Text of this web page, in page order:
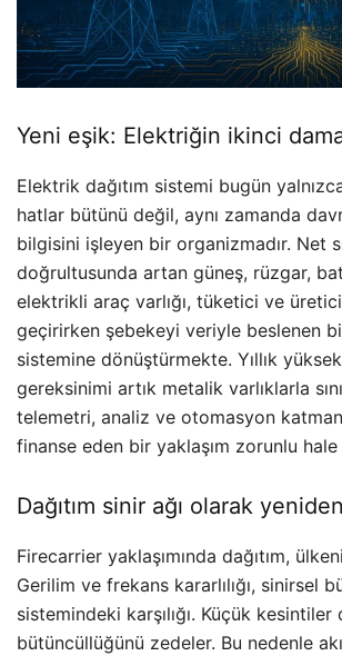
Yeni eşik: Elektriğin ikinci
Elektrik dağıtım sistemi bugün
hatlar bütünü değil, aynı zamanda
bilgisini işleyen bir organizmadır. Net
doğrultusunda artan güneş, rüzgar,
elektrikli araç varlığı, tüketici ve
geçirirken şebekeyi veriyle beslenen
sistemine dönüştürmekte. Yıllık yüksek
gereksinimi artık metalik varlıklarla
telemetri, analiz ve otomasyon
finanse eden bir yaklaşım zorunlu
Dağıtım sinir ağı olarak
Firecarrier yaklaşımında dağıtım,
Gerilim ve frekans kararlılığı, sinirsel
sistemindeki karşılığı. Küçük kesintiler
bütüncüllüğünü zedeler. Bu nedenle